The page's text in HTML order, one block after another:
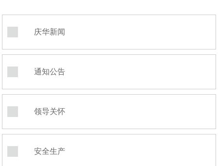
庆华新闻
通知公告
领导关怀
安全生产